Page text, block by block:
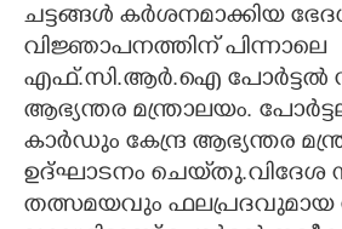
CARTOONS
LITERATURE
ZOOM
ചട്ടങ്ങൾ കർശനമാക്കിയ
വിജ്ഞാപനത്തിന് പിന്നാലെ
എഫ്.സി.ആർ.ഐ പോർട്ടൽ
ആഭ്യന്തര മന്ത്രാലയം.
കാർഡും കേന്ദ്ര ആഭ്യന്തര
ഉദ്ഘാടനം ചെയ്‌തു.വിദേശ
തത്സമയവും ഫലപ്രദവുമായ